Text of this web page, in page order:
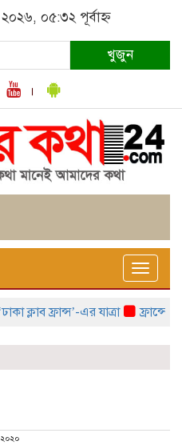
০৫:৩২ পূর্বাহ্ন
খুজুন
Toggle
ফ্রান্স’-এর যাত্রা ফ্রান্সে